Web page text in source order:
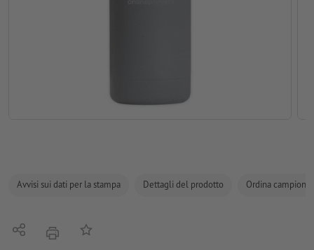
Avvisi sui dati per la stampa Dettagli del prodotto Ordina campione
Condividistamparealla lista preferiti